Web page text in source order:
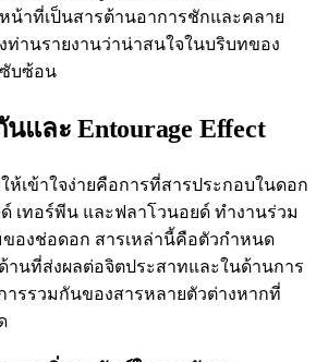
น้าที่เป็นสารต้านอาการชักและคลาย
ท่านรายงานว่าน่าสนใจในบริบทของ
บซ้อน
และ Entourage Effect
ให้เข้าใจง่ายคือการที่สารประกอบในดอก
เทอร์พีน และฟลาโวนอยด์ ทำงานร่วม
ของช่อดอก สารเหล่านี้คือตัวกำหนด
นที่ส่งผลต่อจิตประสาทและในด้านการ
รรวมกันของสารหลายตัวต่างหากที่